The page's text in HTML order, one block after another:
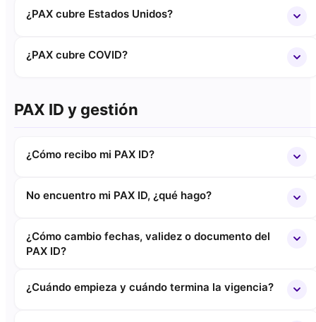
¿PAX cubre Estados Unidos?
¿PAX cubre COVID?
PAX ID y gestión
¿Cómo recibo mi PAX ID?
No encuentro mi PAX ID, ¿qué hago?
¿Cómo cambio fechas, validez o documento del
PAX ID?
¿Cuándo empieza y cuándo termina la vigencia?